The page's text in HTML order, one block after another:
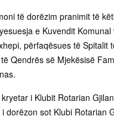
të dorëzim pranimit të
e Kuvendit
përfaqësues të Spitalit
Qendrës së Mjekësisë
i Klubit Rotarian
dorëzon sot Klubi Rotarian